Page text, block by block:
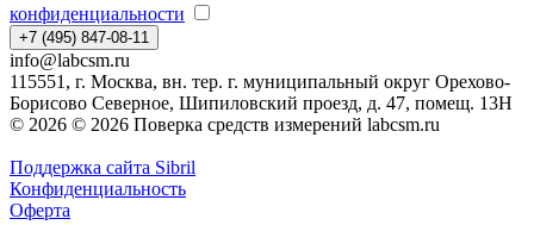
конфиденциальности
+7 (495) 847-08-11
info@labcsm.ru
115551, г. Москва, вн. тер. г. муниципальный округ Орехово-
Борисово Северное, Шипиловский проезд, д. 47, помещ. 13Н
© 2026 © 2026 Поверка средств измерений labcsm.ru
Поддержка сайта Sibril
Конфиденциальность
Оферта